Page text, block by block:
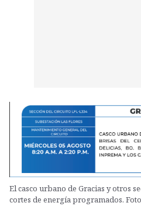
El casco urbano de Gracias y otros
cortes de energía programados.